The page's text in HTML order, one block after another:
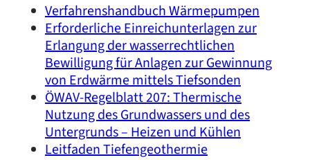
Verfahrenshandbuch Wärmepumpen
Erforderliche Einreichunterlagen zur
Erlangung der wasserrechtlichen
Bewilligung für Anlagen zur Gewinnung
von Erdwärme mittels Tiefsonden
ÖWAV-Regelblatt 207: Thermische
Nutzung des Grundwassers und des
Untergrunds – Heizen und Kühlen
Leitfaden Tiefengeothermie